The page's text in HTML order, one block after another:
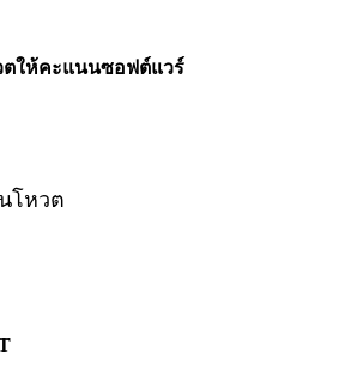
ตให้คะแนนซอฟต์แวร์
โหวต